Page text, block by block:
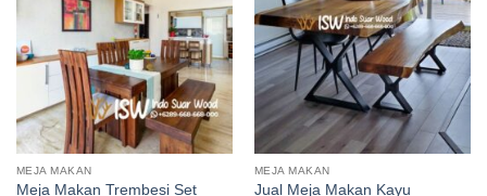
MEJA MAKAN
Meja Makan Trembesi Set
MEJA MAKAN
Jual Meja Makan Kayu